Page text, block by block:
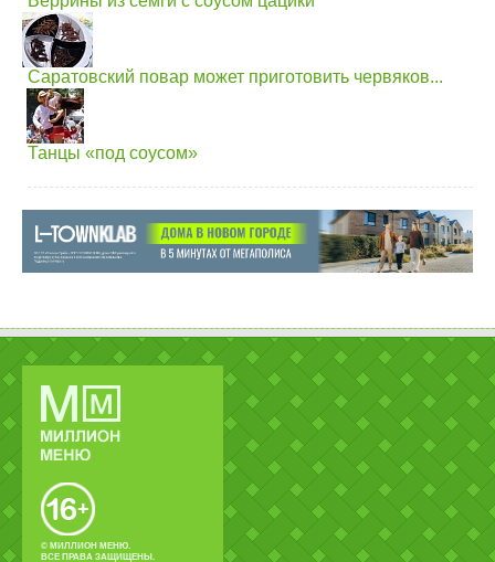
Саратовский повар может приготовить червяков...
Танцы «под соусом»
© МИЛЛИОН МЕНЮ.
ВСЕ ПРАВА ЗАЩИЩЕНЫ.